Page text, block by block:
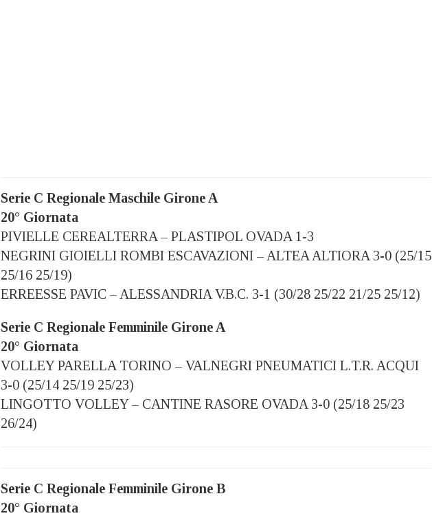
Serie C Regionale Maschile Girone A
20° Giornata
PIVIELLE CEREALTERRA – PLASTIPOL OVADA 1-3
NEGRINI GIOIELLI ROMBI ESCAVAZIONI – ALTEA ALTIORA 3-0 (25/15
25/16 25/19)
ERREESSE PAVIC – ALESSANDRIA V.B.C. 3-1 (30/28 25/22 21/25 25/12)
Serie C Regionale Femminile Girone A
20° Giornata
VOLLEY PARELLA TORINO – VALNEGRI PNEUMATICI L.T.R. ACQUI
3-0 (25/14 25/19 25/23)
LINGOTTO VOLLEY – CANTINE RASORE OVADA 3-0 (25/18 25/23
26/24)
Serie C Regionale Femminile Girone B
20° Giornata